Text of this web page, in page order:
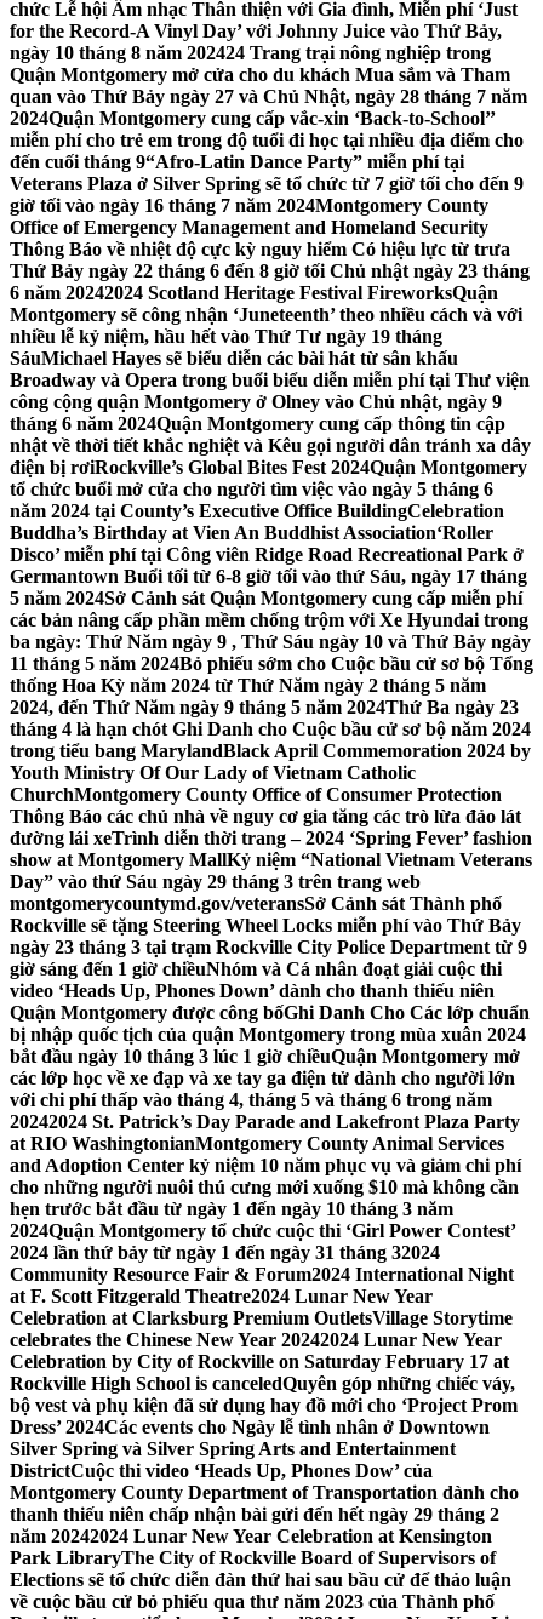
chức Lễ hội Âm nhạc Thân thiện với Gia đình, Miễn phí ‘Just
for the Record-A Vinyl Day’ với Johnny Juice vào Thứ Bảy,
ngày 10 tháng 8 năm 202424 Trang trại nông nghiệp trong
Quận Montgomery mở cửa cho du khách Mua sắm và Tham
quan vào Thứ Bảy ngày 27 và Chủ Nhật, ngày 28 tháng 7 năm
2024Quận Montgomery cung cấp vắc-xin ‘Back-to-School’’
miễn phí cho trẻ em trong độ tuổi đi học tại nhiều địa điểm cho
đến cuối tháng 9“Afro-Latin Dance Party” miễn phí tại
Veterans Plaza ở Silver Spring sẽ tổ chức từ 7 giờ tối cho đến 9
giờ tối vào ngày 16 tháng 7 năm 2024Montgomery County
Office of Emergency Management and Homeland Security
Thông Báo về nhiệt độ cực kỳ nguy hiểm Có hiệu lực từ trưa
Thứ Bảy ngày 22 tháng 6 đến 8 giờ tối Chủ nhật ngày 23 tháng
6 năm 20242024 Scotland Heritage Festival FireworksQuận
Montgomery sẽ công nhận ‘Juneteenth’ theo nhiều cách và với
nhiều lễ kỷ niệm, hầu hết vào Thứ Tư ngày 19 tháng
SáuMichael Hayes sẽ biểu diễn các bài hát từ sân khấu
Broadway và Opera trong buổi biểu diễn miễn phí tại Thư viện
công cộng quận Montgomery ở Olney vào Chủ nhật, ngày 9
tháng 6 năm 2024Quận Montgomery cung cấp thông tin cập
nhật về thời tiết khắc nghiệt và Kêu gọi người dân tránh xa dây
điện bị rơiRockville’s Global Bites Fest 2024Quận Montgomery
tổ chức buổi mở cửa cho người tìm việc vào ngày 5 tháng 6
năm 2024 tại County’s Executive Office BuildingCelebration
Buddha’s Birthday at Vien An Buddhist Association‘Roller
Disco’ miễn phí tại Công viên Ridge Road Recreational Park ở
Germantown Buổi tối từ 6-8 giờ tối vào thứ Sáu, ngày 17 tháng
5 năm 2024Sở Cảnh sát Quận Montgomery cung cấp miễn phí
các bản nâng cấp phần mềm chống trộm với Xe Hyundai trong
ba ngày: Thứ Năm ngày 9 , Thứ Sáu ngày 10 và Thứ Bảy ngày
11 tháng 5 năm 2024Bỏ phiếu sớm cho Cuộc bầu cử sơ bộ Tổng
thống Hoa Kỳ năm 2024 từ Thứ Năm ngày 2 tháng 5 năm
2024, đến Thứ Năm ngày 9 tháng 5 năm 2024Thứ Ba ngày 23
tháng 4 là hạn chót Ghi Danh cho Cuộc bầu cử sơ bộ năm 2024
trong tiểu bang MarylandBlack April Commemoration 2024 by
Youth Ministry Of Our Lady of Vietnam Catholic
ChurchMontgomery County Office of Consumer Protection
Thông Báo các chủ nhà về nguy cơ gia tăng các trò lừa đảo lát
đường lái xeTrình diễn thời trang – 2024 ‘Spring Fever’ fashion
show at Montgomery MallKỷ niệm “National Vietnam Veterans
Day” vào thứ Sáu ngày 29 tháng 3 trên trang web
montgomerycountymd.gov/veteransSở Cảnh sát Thành phố
Rockville sẽ tặng Steering Wheel Locks miễn phí vào Thứ Bảy
ngày 23 tháng 3 tại trạm Rockville City Police Department từ 9
giờ sáng đến 1 giờ chiềuNhóm và Cá nhân đoạt giải cuộc thi
video ‘Heads Up, Phones Down’ dành cho thanh thiếu niên
Quận Montgomery được công bốGhi Danh Cho Các lớp chuẩn
bị nhập quốc tịch của quận Montgomery trong mùa xuân 2024
bắt đầu ngày 10 tháng 3 lúc 1 giờ chiềuQuận Montgomery mở
các lớp học về xe đạp và xe tay ga điện tử dành cho người lớn
với chi phí thấp vào tháng 4, tháng 5 và tháng 6 trong năm
20242024 St. Patrick’s Day Parade and Lakefront Plaza Party
at RIO WashingtonianMontgomery County Animal Services
and Adoption Center kỷ niệm 10 năm phục vụ và giảm chi phí
cho những người nuôi thú cưng mới xuống $10 mà không cần
hẹn trước bắt đầu từ ngày 1 đến ngày 10 tháng 3 năm
2024Quận Montgomery tổ chức cuộc thi ‘Girl Power Contest’
2024 lần thứ bảy từ ngày 1 đến ngày 31 tháng 32024
Community Resource Fair & Forum2024 International Night
at F. Scott Fitzgerald Theatre2024 Lunar New Year
Celebration at Clarksburg Premium OutletsVillage Storytime
celebrates the Chinese New Year 20242024 Lunar New Year
Celebration by City of Rockville on Saturday February 17 at
Rockville High School is canceledQuyên góp những chiếc váy,
bộ vest và phụ kiện đã sử dụng hay đồ mới cho ‘Project Prom
Dress’ 2024Các events cho Ngày lễ tình nhân ở Downtown
Silver Spring và Silver Spring Arts and Entertainment
DistrictCuộc thi video ‘Heads Up, Phones Dow’ của
Montgomery County Department of Transportation dành cho
thanh thiếu niên chấp nhận bài gửi đến hết ngày 29 tháng 2
năm 20242024 Lunar New Year Celebration at Kensington
Park LibraryThe City of Rockville Board of Supervisors of
Elections sẽ tổ chức diễn đàn thứ hai sau bầu cử để thảo luận
về cuộc bầu cử bỏ phiếu qua thư năm 2023 của Thành phố